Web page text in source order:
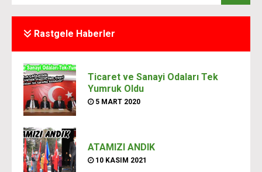
Rastgele Haberler
Ticaret ve Sanayi Odaları Tek
Yumruk Oldu
5 MART 2020
ATAMIZI ANDIK
10 KASIM 2021